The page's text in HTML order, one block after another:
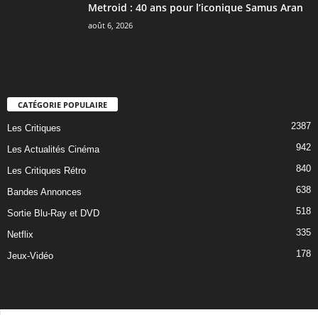
Metroid : 40 ans pour l’iconique Samus Aran
août 6, 2026
CATÉGORIE POPULAIRE
Les Critiques 2387
Les Actualités Cinéma 942
Les Critiques Rétro 840
Bandes Annonces 638
Sortie Blu-Ray et DVD 518
Netflix 335
Jeux-Vidéo 178